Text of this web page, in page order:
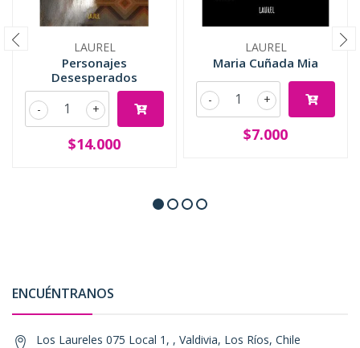
LAUREL
Personajes
Desesperados
+
-
$14.000
LAUREL
Maria Cuñada Mia
+
-
$7.000
ENCUÉNTRANOS
Los Laureles 075 Local 1, , Valdivia, Los Ríos, Chile